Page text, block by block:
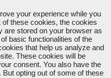
your experience while you
these cookies, the cookies
are stored on your browser as
basic functionalities of the
that help us analyze and
These cookies will be
consent. You also have the
opting out of some of these